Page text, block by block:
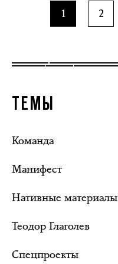
1 2
ТЕМЫ
Команда
Манифест
Нативные материалы
Теодор Глаголев
Спецпроекты